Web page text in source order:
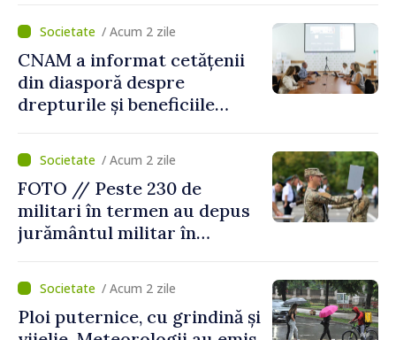
/ Acum 2 zile
CNAM a informat cetățenii
din diasporă despre
drepturile și beneficiile
/ Acum 2 zile
FOTO // Peste 230 de
militari în termen au depus
jurământul militar în
/ Acum 2 zile
Ploi puternice, cu grindină și